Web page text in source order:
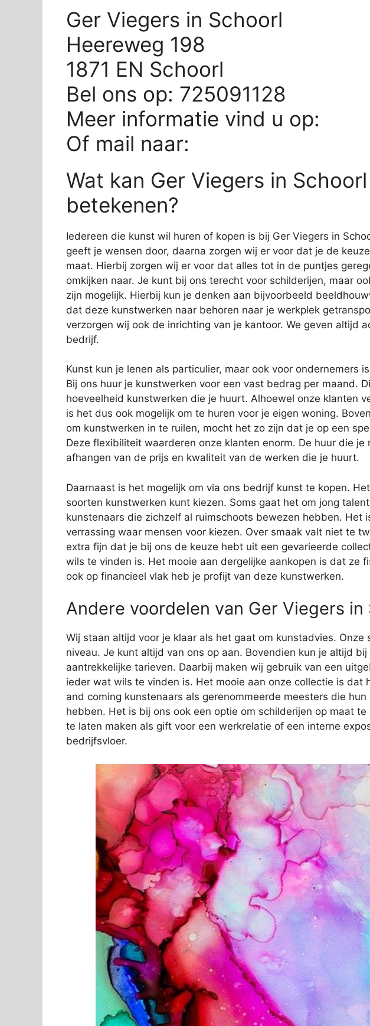
Ger Viegers in Schoorl
Heereweg 198
1871 EN Schoorl
Bel ons op: 725091128
Meer informatie vind u op:
Of mail naar:
Wat kan Ger Viegers in
betekenen?
Iedereen die kunst wil huren of kopen is bij Ger Viegers in
geeft je wensen door, daarna zorgen wij er voor dat je de
maat. Hierbij zorgen wij er voor dat alles tot in de puntjes
omkijken naar. Je kunt bij ons terecht voor schilderijen, maar
zijn mogelijk. Hierbij kun je denken aan bijvoorbeeld
dat deze kunstwerken naar behoren naar je werkplek
verzorgen wij ook de inrichting van je kantoor. We geven altijd
bedrijf.
Kunst kun je lenen als particulier, maar ook voor ondernemers
Bij ons huur je kunstwerken voor een vast bedrag per maand.
hoeveelheid kunstwerken die je huurt. Alhoewel onze klanten
is het dus ook mogelijk om te huren voor je eigen woning.
om kunstwerken in te ruilen, mocht het zo zijn dat je op een
Deze flexibiliteit waarderen onze klanten enorm. De huur die je
afhangen van de prijs en kwaliteit van de werken die je huurt.
Daarnaast is het mogelijk om via ons bedrijf kunst te kopen.
soorten kunstwerken kunt kiezen. Soms gaat het om jong
kunstenaars die zichzelf al ruimschoots bewezen hebben. Het
verrassing waar mensen voor kiezen. Over smaak valt niet te
extra fijn dat je bij ons de keuze hebt uit een gevarieerde
wils te vinden is. Het mooie aan dergelijke aankopen is dat ze
ook op financieel vlak heb je profijt van deze kunstwerken.
Andere voordelen van Ger Viegers in
Wij staan altijd voor je klaar als het gaat om kunstadvies. Onze
niveau. Je kunt altijd van ons op aan. Bovendien kun je altijd
aantrekkelijke tarieven. Daarbij maken wij gebruik van een
ieder wat wils te vinden is. Het mooie aan onze collectie is dat
and coming kunstenaars als gerenommeerde meesters die
hebben. Het is bij ons ook een optie om schilderijen op maat
te laten maken als gift voor een werkrelatie of een interne
bedrijfsvloer.